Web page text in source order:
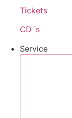
Tickets
CD´s
Service